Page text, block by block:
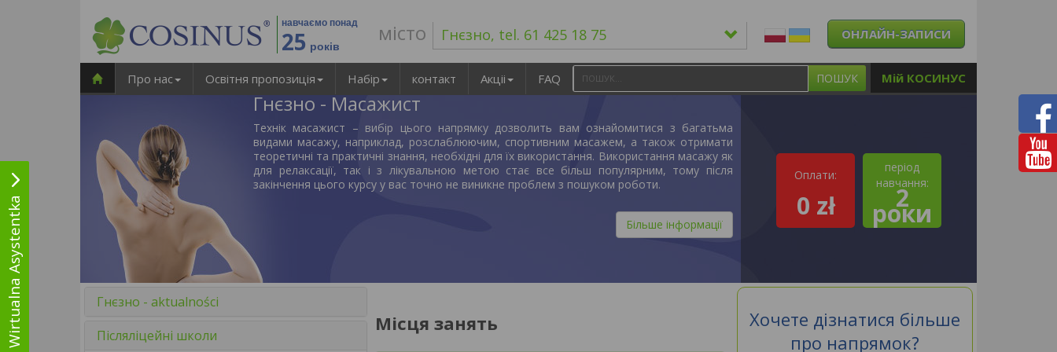
навчаємо понад
25 років
місто Гнєзно, tel. 61 425 18 75 ОНЛАЙН-ЗАПИСИ
Мій КОСИНУС
Про нас Освітня пропозиція Набір контакт Акціі FAQ ПОШУК
Гнєзно - Масажист
Технік масажист – вибір цього напрямку дозволить вам ознайомитися з багатьма
видами масажу, наприклад, розслаблюючим, спортивним масажем, а також отримати
теоретичні та практичні знання, необхідні для їх використання. Використання масажу як
для релаксації, так і з лікувальною метою стає все більш популярним, тому після
закінчення цього курсу у вас точно не виникне проблем з пошуком роботи.
Більше інформації
Оплати:
0 zł
період
навчання:
2
роки
Гнєзно - aktualności
Післяліцейні школи
Місця занять
Хочете дізнатися більше
про напрямок?
Wirtualna Asystentka